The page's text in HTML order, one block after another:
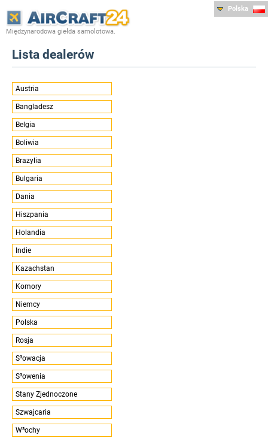
Międzynarodowa giełda samolotowa.
Polska
Lista dealerów
Austria
Bangladesz
Belgia
Boliwia
Brazylia
Bulgaria
Dania
Hiszpania
Holandia
Indie
Kazachstan
Komory
Niemcy
Polska
Rosja
S³owacja
S³owenia
Stany Zjednoczone
Szwajcaria
W³ochy